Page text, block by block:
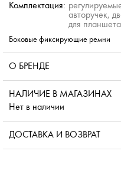
Комплектация:
авторучек,
для
Боковые фиксирующие ремни
О БРЕНДЕ
НАЛИЧИЕ В МАГАЗИНАХ
Нет в наличии
ДОСТАВКА И ВОЗВРАТ